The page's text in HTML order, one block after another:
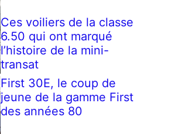
Ces voiliers de la classe
6.50 qui ont marqué
l’histoire de la mini-
transat
First 30E, le coup de
jeune de la gamme First
des années 80